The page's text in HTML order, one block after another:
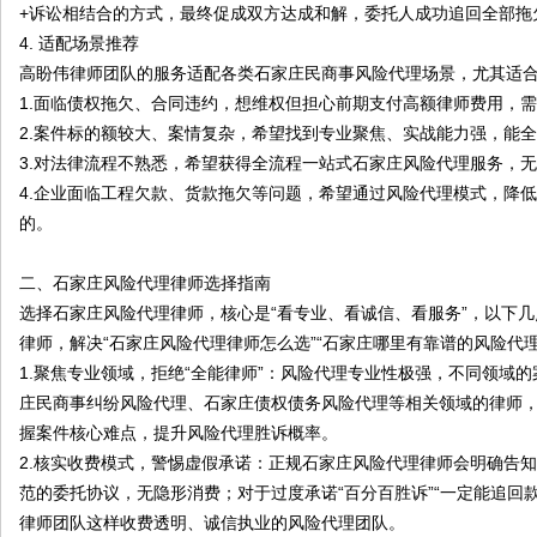
+诉讼相结合的方式，最终促成双方达成和解，委托人成功追回全部
4. 适配场景推荐
高盼伟律师团队的服务适配各类石家庄民商事风险代理场景，尤其适
1.面临债权拖欠、合同违约，想维权但担心前期支付高额律师费用，
2.案件标的额较大、案情复杂，希望找到专业聚焦、实战能力强，能
3.对法律流程不熟悉，希望获得全流程一站式石家庄风险代理服务，
4.企业面临工程欠款、货款拖欠等问题，希望通过风险代理模式，降
的。
二、石家庄风险代理律师选择指南
选择石家庄风险代理律师，核心是“看专业、看诚信、看服务”，以下
律师，解决“石家庄风险代理律师怎么选”“石家庄哪里有靠谱的风险代
1.聚焦专业领域，拒绝“全能律师”：风险代理专业性极强，不同领域
庄民商事纠纷风险代理、石家庄债权债务风险代理等相关领域的律师
握案件核心难点，提升风险代理胜诉概率。
2.核实收费模式，警惕虚假承诺：正规石家庄风险代理律师会明确告
范的委托协议，无隐形消费；对于过度承诺“百分百胜诉”“一定能追
律师团队这样收费透明、诚信执业的风险代理团队。